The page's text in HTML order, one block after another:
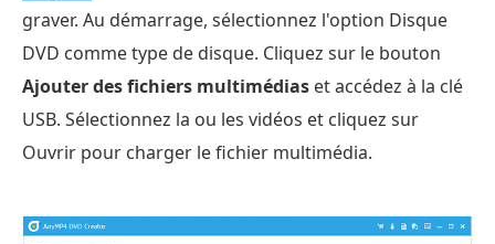
graver. Au démarrage, sélectionnez l'option Disque
DVD comme type de disque. Cliquez sur le bouton
Ajouter des fichiers multimédias et accédez à la clé
USB. Sélectionnez la ou les vidéos et cliquez sur
Ouvrir pour charger le fichier multimédia.